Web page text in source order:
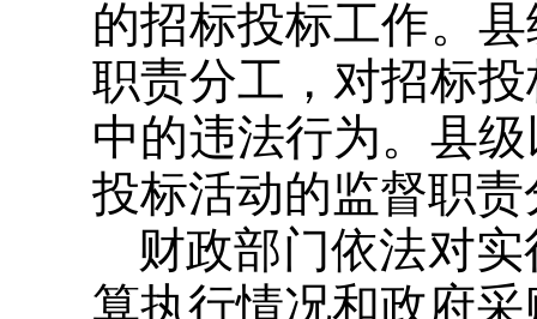
的招标投标工作。
职责分工，对招标
中的违法行为。县
投标活动的监督职
财政部门依法对
算执行情况和政府